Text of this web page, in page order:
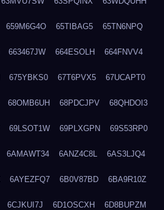
659M6G4O 65TIBAG5 65TN6NPQ
663467JW 664ESOLH 664FNVV4
675YBKS0 67T6PVX5 67UCAPT0
68OMB6UH 68PDCJPV 68QHDOI3
69LSOT1W 69PLXGPN 69S53RP0
6AMAWT34 6ANZ4C8L 6AS3LJQ4
6AYEZFQ7 6B0V87BD 6BA9R10Z
6CJKUI7J 6D1OSCXH 6D8BUPZM